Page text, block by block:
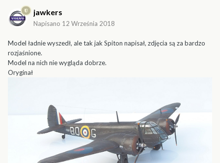
jawkers
Napisano 12 Września 2018
Model ładnie wyszedł, ale tak jak Spiton napisał, zdjęcia są za bardzo
rozjaśnione.
Model na nich nie wygląda dobrze.
Oryginał